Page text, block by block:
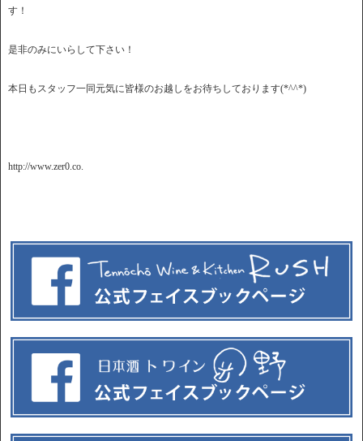
す！
是非のみにいらして下さい！
本日もスタッフ一同元気に皆様のお越しをお待ちしております(*^^*)
http://www.zer0.co.